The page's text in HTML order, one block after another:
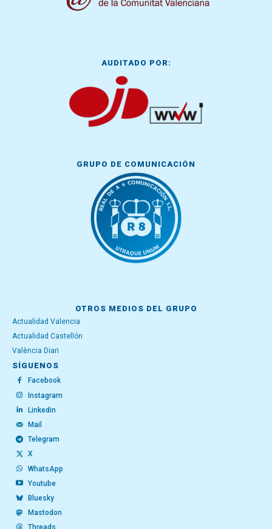
AUDITADO POR:
GRUPO DE COMUNICACIÓN
OTROS MEDIOS DEL GRUPO
Actualidad Valencia
Actualidad Castellón
València Diari
SÍGUENOS
Facebook
Instagram
Linkedin
Mail
Telegram
X
WhatsApp
Youtube
Bluesky
Mastodon